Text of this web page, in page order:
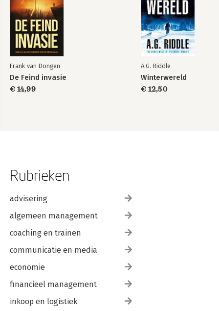
Frank van Dongen
De Feind invasie
€ 14,99
A.G. Riddle
Winterwereld
€ 12,50
Rubrieken
advisering
algemeen management
coaching en trainen
communicatie en media
economie
financieel management
inkoop en logistiek